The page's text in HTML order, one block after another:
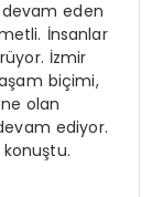
devam eden
İnsanlar
İzmir
biçimi,
olan
ediyor.